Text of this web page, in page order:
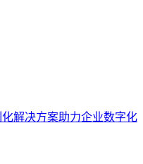
解决方案助力企业数字化